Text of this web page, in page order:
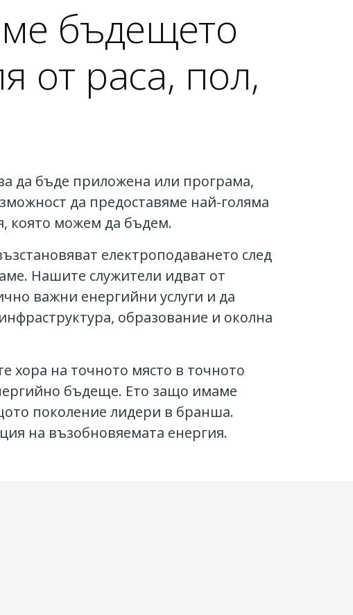
бъдещето
от раса, пол,
да бъде приложена или програма,
да предоставяме най-голяма
която можем да бъдем.
електроподаването след
Нашите служители идват от
важни енергийни услуги и да
образование и околна
хора на точното място в точното
бъдеще. Ето защо имаме
поколение лидери в бранша.
на възобновяемата енергия.